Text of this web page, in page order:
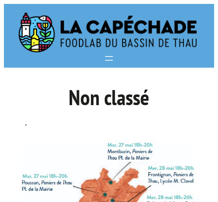
Non classé